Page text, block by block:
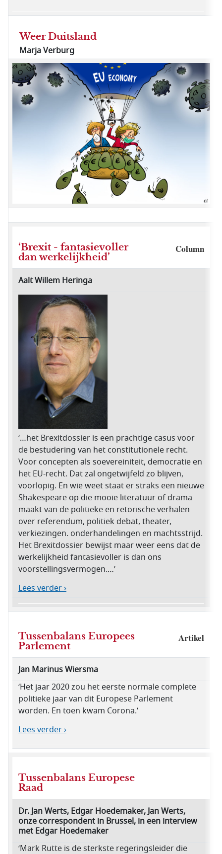
Weer Duitsland
Marja Verburg
‘Brexit - fantasievoller
dan werkelijkheid’
Column
Aalt Willem Heringa
‘…het Brexitdossier is een prachtige casus voor
de bestudering van het constitutionele recht.
Voor concepten als soevereiniteit, democratie en
het EU-recht. Dat zal ongetwijfeld zo blijven,
voorlopig. En wie weet staat er straks een nieuwe
Shakespeare op die mooie literatuur of drama
maakt van de politieke en retorische verhalen
over referendum, politiek debat, theater,
verkiezingen. onderhandelingen en machtsstrijd.
Het Brexitdossier bewijst maar weer eens dat de
werkelijkheid fantasievoller is dan ons
voorstellingsvermogen.…’
Lees verder ›
Tussenbalans Europees
Parlement
Artikel
Jan Marinus Wiersma
‘Het jaar 2020 zou het eerste normale complete
politieke jaar van dit Europese Parlement
worden. En toen kwam Corona.’
Lees verder ›
Tussenbalans Europese
Raad
Dr. Jan Werts, Edgar Hoedemaker, Jan Werts,
onze correspondent in Brussel, in een interview
met Edgar Hoedemaker
‘Mark Rutte is de sterkste regeringsleider die